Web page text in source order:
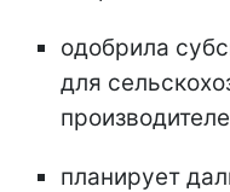
одобрила
для
планирует